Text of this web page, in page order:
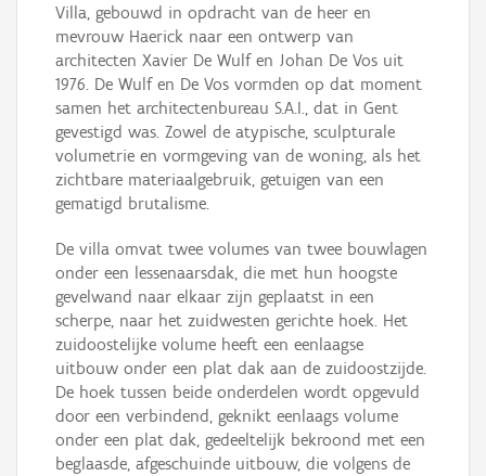
Villa, gebouwd in opdracht van de heer en
mevrouw Haerick naar een ontwerp van
architecten Xavier De Wulf en Johan De Vos uit
1976. De Wulf en De Vos vormden op dat moment
samen het architectenbureau S.A.I., dat in Gent
gevestigd was. Zowel de atypische, sculpturale
volumetrie en vormgeving van de woning, als het
zichtbare materiaalgebruik, getuigen van een
gematigd brutalisme.
De villa omvat twee volumes van twee bouwlagen
onder een lessenaarsdak, die met hun hoogste
gevelwand naar elkaar zijn geplaatst in een
scherpe, naar het zuidwesten gerichte hoek. Het
zuidoostelijke volume heeft een eenlaagse
uitbouw onder een plat dak aan de zuidoostzijde.
De hoek tussen beide onderdelen wordt opgevuld
door een verbindend, geknikt eenlaags volume
onder een plat dak, gedeeltelijk bekroond met een
beglaasde, afgeschuinde uitbouw, die volgens de